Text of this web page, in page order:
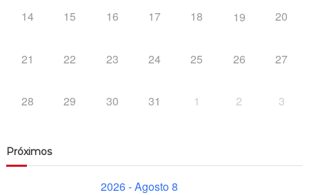
14 15 16 17 18 19 20
21 22 23 24 25 26 27
28 29 30 31 1 2 3
Próximos
2026 - Agosto 8